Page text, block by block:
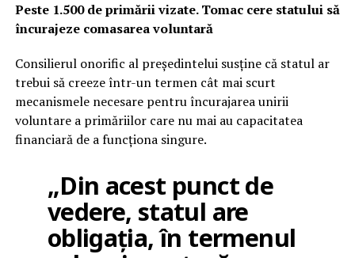
Peste 1.500 de primării vizate. Tomac cere statului să
încurajeze comasarea voluntară
Consilierul onorific al președintelui susține că statul ar
trebui să creeze într-un termen cât mai scurt
mecanismele necesare pentru încurajarea unirii
voluntare a primăriilor care nu mai au capacitatea
financiară de a funcționa singure.
„Din acest punct de
vedere, statul are
obligația, în termenul